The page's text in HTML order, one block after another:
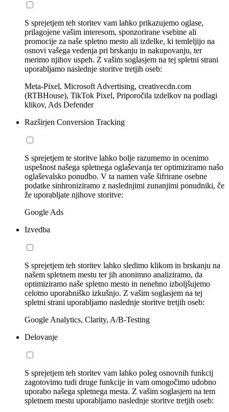
S sprejetjem teh storitev vam lahko prikazujemo oglase,
prilagojene vašim interesom, sponzorirane vsebine ali
promocije za naše spletno mesto ali izdelke, ki temleljijo na
osnovi vašega vedenja pri brskanju in nakupovanju, ter
merimo njihov uspeh. Z vašim soglasjem na tej spletni strani
uporabljamo naslednje storitve tretjih oseb:
Meta-Pixel, Microsoft Advertising, creativecdn.com
(RTBHouse), TikTok Pixel, Priporočila izdelkov na podlagi
klikov, Ads Defender
Razširjen Conversion Tracking
S sprejetjem te storitve lahko bolje razumemo in ocenimo
uspešnost našega spletnega oglaševanja ter optimiziramo našo
oglaševalsko ponudbo. V ta namen vaše šifrirane osebne
podatke sinhroniziramo z naslednjimi zunanjimi ponudniki, če
že uporabljate njihove storitve:
Google Ads
Izvedba
S sprejetjem teh storitev lahko sledimo klikom in brskanju na
našem spletnem mestu ter jih anonimno analiziramo, da
optimiziramo naše spletno mesto in nenehno izboljšujemo
celotno uporabniško izkušnjo. Z vašim soglasjem na tej
spletni strani uporabljamo naslednje storitve tretjih oseb:
Google Analytics, Clarity, A/B-Testing
Delovanje
S sprejetjem teh storitev vam lahko poleg osnovnih funkcij
zagotovimo tudi druge funkcije in vam omogočimo udobno
uporabo našega spletnega mesta. Z vašim soglasjem na tem
spletnem mestu uporabljamo naslednje storitve tretjih oseb: